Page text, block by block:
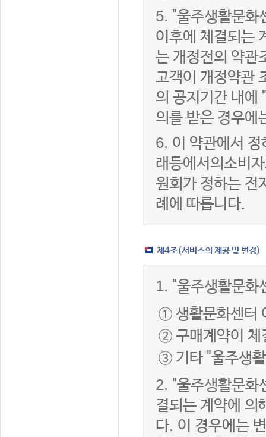
5. "울주생활문화
이후에 체결되는
는 개정전의 약관
고객이 개정약관
의 공지기간 내에
의를 받은 경우에
6. 이 약관에서
래등에서의소비
원회가 정하는 전
례에 따릅니다.
제4조(서비스의 제공 및 변경)
1. "울주생활문화
① 생활문화센터
② 구매계약이 체
③ 기타 "울주생
2. "울주생활문화
결되는 계약에 의
다. 이 경우에는